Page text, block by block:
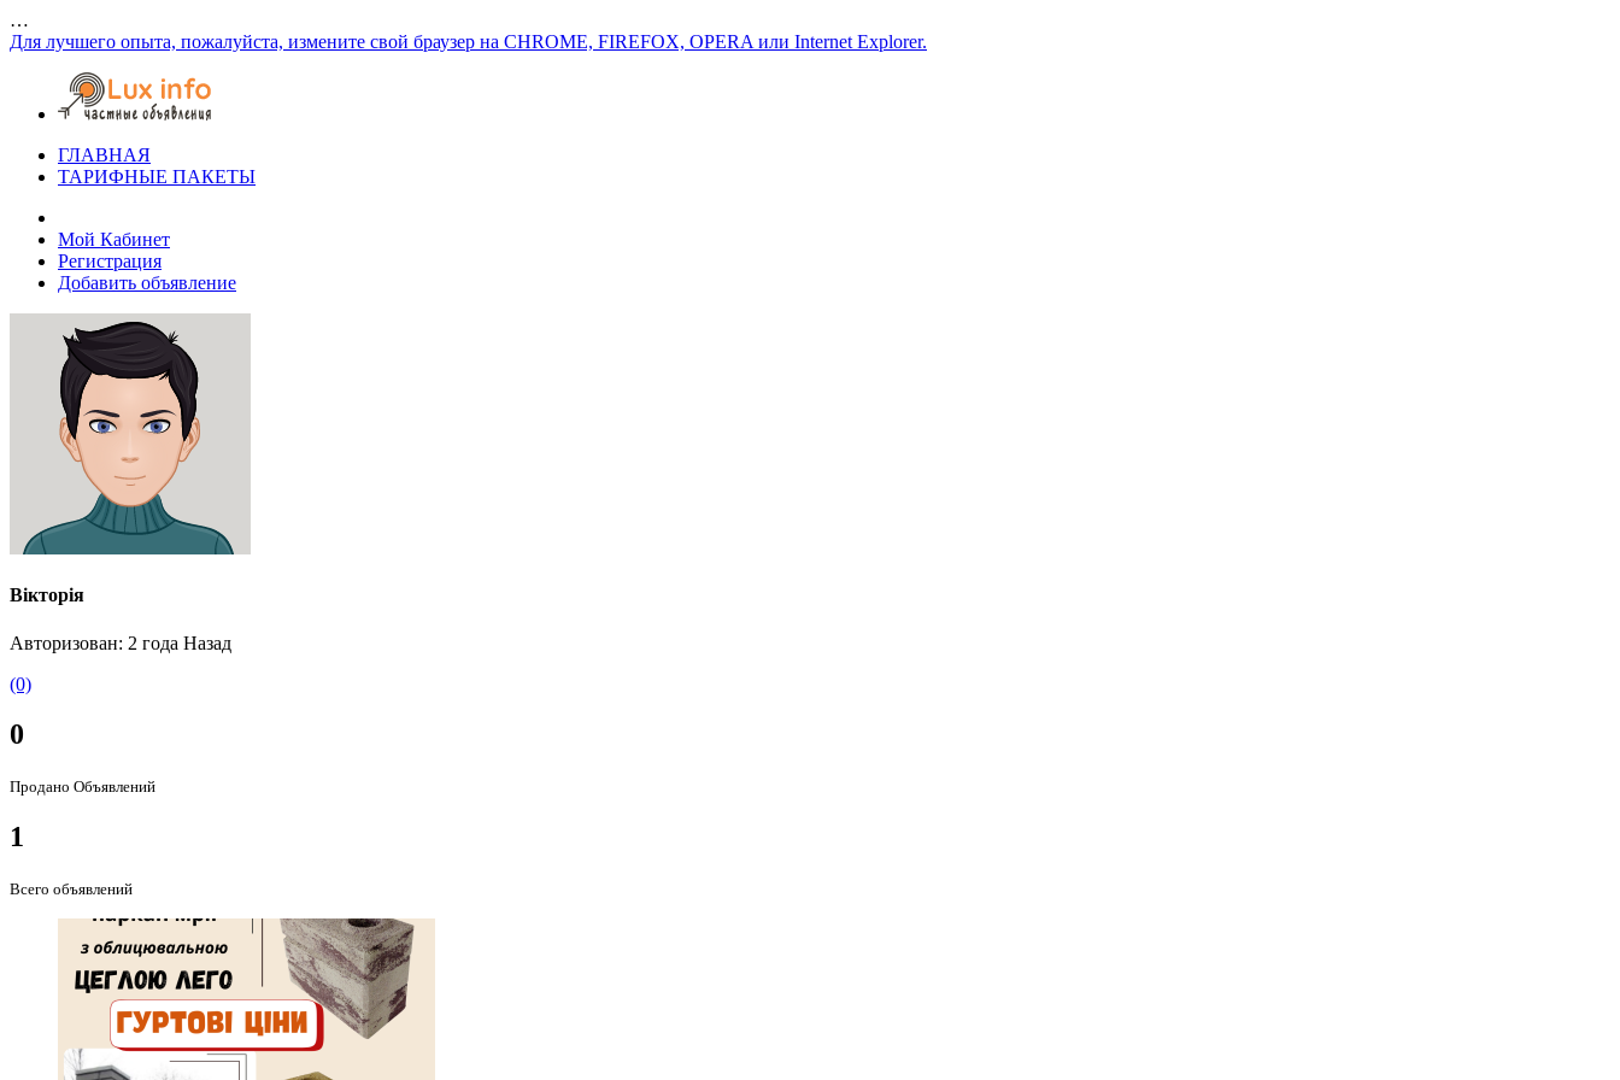
…
Для лучшего опыта, пожалуйста, измените свой браузер на CHROME, FIREFOX, OPERA или Internet Explorer.
ГЛАВНАЯ
ТАРИФНЫЕ ПАКЕТЫ
Мой Кабинет
Регистрация
Добавить объявление
Вікторія
Авторизован: 2 года Назад
(0)
0
Продано Объявлений
1
Всего объявлений